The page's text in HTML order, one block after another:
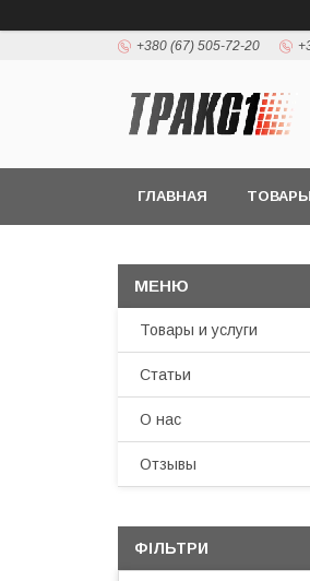
+380 (67) 505-72-20
ГЛАВНАЯ ТОВАРЫ
Товары и услуги
Статьи
О нас
Отзывы
ФІЛЬТРИ